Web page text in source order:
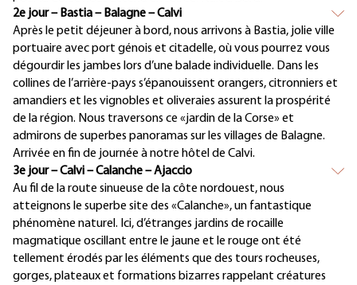
2e jour – Bastia – Balagne – Calvi
Après le petit déjeuner à bord, nous arrivons à Bastia, jolie ville
portuaire avec port génois et citadelle, où vous pourrez vous
dégourdir les jambes lors d’une balade individuelle. Dans les
collines de l’arrière-pays s’épanouissent orangers, citronniers et
amandiers et les vignobles et oliveraies assurent la prospérité
de la région. Nous traversons ce «jardin de la Corse» et
admirons de superbes panoramas sur les villages de Balagne.
Arrivée en fin de journée à notre hôtel de Calvi.
3e jour – Calvi – Calanche – Ajaccio
Au fil de la route sinueuse de la côte nordouest, nous
atteignons le superbe site des «Calanche», un fantastique
phénomène naturel. Ici, d’étranges jardins de rocaille
magmatique oscillant entre le jaune et le rouge ont été
tellement érodés par les éléments que des tours rocheuses,
gorges, plateaux et formations bizarres rappelant créatures